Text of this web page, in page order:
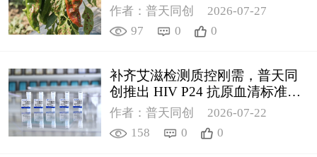
作者：普天同创
2026-07-27
97
0 0
补齐艾滋检测质控刚需，普天同
创推出 HIV P24 抗原血清标准物
质
作者：普天同创
2026-07-22
158
0 0